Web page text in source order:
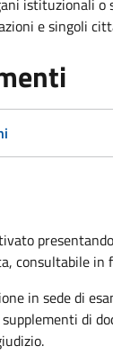
istituzionali o
e singoli
consultabile in
in sede di
di